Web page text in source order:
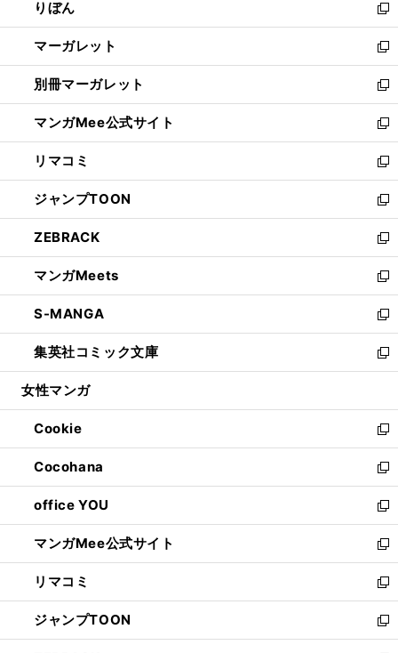
く
で
開
く
ド
ウ
で
開
く
ィ
ン
ド
ウ
で
開
く
りぼん
新
し
い
ウ
ィ
ン
ド
ウ
で
開
く
マーガレット
新
し
い
ウ
ィ
ン
ド
ウ
で
開
く
別冊マーガレット
新
し
い
ウ
ィ
ン
ド
ウ
で
開
く
マンガMee公式サイト
新
し
い
ウ
ィ
ン
ド
ウ
で
開
く
リマコミ
新
し
い
ウ
ィ
ン
ド
ウ
で
開
く
ジャンプTOON
新
し
い
ウ
ィ
ン
ド
ウ
で
開
ZEBRACK
新
し
い
ウ
ィ
ン
ド
ウ
開
く
マンガMeets
新
し
い
ウ
ィ
ン
ウ
で
開
く
S-MANGA
新
し
い
ウ
ン
ド
ウ
で
開
く
集英社コミック文庫
新
し
ウ
ィ
ン
ド
ウ
で
開
く
女性マンガ
Cookie
新
し
い
ウ
ィ
ン
ド
ウ
で
開
く
Cocohana
新
し
い
ウ
ィ
ン
ド
ウ
で
開
office YOU
新
し
い
ウ
ィ
ン
ド
ウ
マンガMee公式サイト
新
し
い
ウ
ィ
ン
リマコミ
新
し
い
ウ
ジャンプTOON
新
し